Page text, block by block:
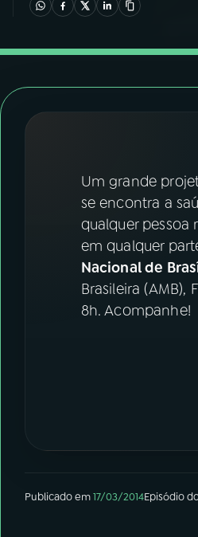
05PODCASTS
FESTIVAL DE MÚSICA
ACOMPANHE A RÁDIO NACIONAL
Instagram
Um grande
se encontra a
qualquer pessoa
em qualquer
Nacional de
Brasileira (AMB),
8h. Acompanhe!
Publicado em17/03/2014Episódio